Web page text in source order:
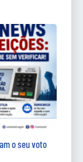
o seu voto